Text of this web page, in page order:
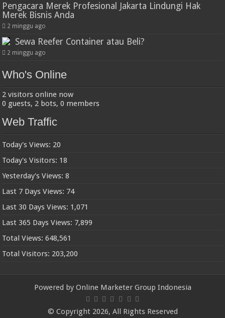
Pengacara Merek Profesional Jakarta Lindungi Hak
Merek Bisnis Anda
2 minggu ago
Sewa Reefer Container atau Beli?
2 minggu ago
Who's Online
2 visitors online now
0 guests, 2 bots, 0 members
Web Traffic
Today's Views: 20
Today's Visitors: 18
Yesterday's Views:8
Last 7 Days Views: 74
Last 30 Days Views: 1,071
Last 365 Days Views: 7,899
Total Views:648,561
Total Visitors: 203,200
Powered by Online Marketer Group Indonesia
© Copyright 2026, All Rights Reserved